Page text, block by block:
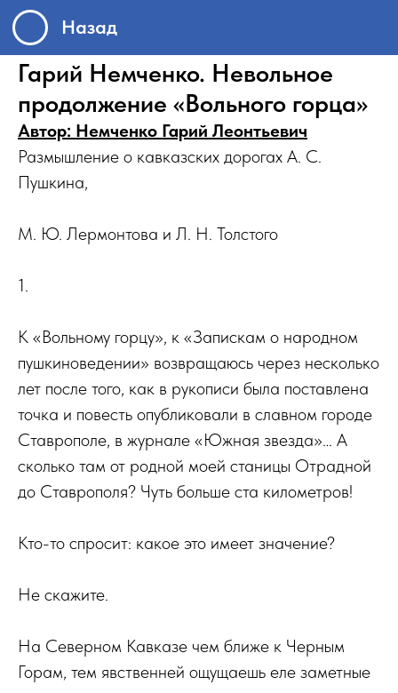
Назад
Гарий Немченко. Невольное
продолжение «Вольного горца»
Автор: Немченко Гарий Леонтьевич
Размышление о кавказских дорогах А. С.
Пушкина,
М. Ю. Лермонтова и Л. Н. Толстого
1.
К «Вольному горцу», к «Запискам о народном
пушкиноведении» возвращаюсь через несколько
лет после того, как в рукописи была поставлена
точка и повесть опубликовали в славном городе
Ставрополе, в журнале «Южная звезда»… А
сколько там от родной моей станицы Отрадной
до Ставрополя? Чуть больше ста километров!
Кто-то спросит: какое это имеет значение?
Не скажите.
На Северном Кавказе чем ближе к Черным
Горам, тем явственней ощущаешь еле заметные